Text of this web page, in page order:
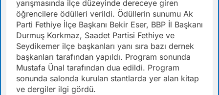
yarışmasında ilçe düzeyinde dereceye giren
öğrencilere ödülleri verildi. Ödüllerin sunumu Ak
Parti Fethiye İlçe Başkanı Bekir Eser, BBP İl Başkanı
Durmuş Korkmaz, Saadet Partisi Fethiye ve
Seydikemer ilçe başkanları yanı sıra bazı dernek
başkanları tarafından yapıldı. Program sonunda
Mustafa Ünal tarafından dua edildi. Program
sonunda salonda kurulan stantlarda yer alan kitap
ve dergiler ilgi gördü.